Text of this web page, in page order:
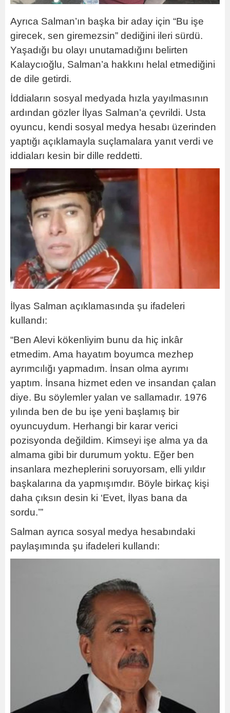
Ayrıca Salman’ın başka bir aday için “Bu işe
girecek, sen giremezsin” dediğini ileri sürdü.
Yaşadığı bu olayı unutamadığını belirten
Kalaycıoğlu, Salman’a hakkını helal etmediğini
de dile getirdi.
İddiaların sosyal medyada hızla yayılmasının
ardından gözler İlyas Salman’a çevrildi. Usta
oyuncu, kendi sosyal medya hesabı üzerinden
yaptığı açıklamayla suçlamalara yanıt verdi ve
iddiaları kesin bir dille reddetti.
İlyas Salman açıklamasında şu ifadeleri
kullandı:
“Ben Alevi kökenliyim bunu da hiç inkâr
etmedim. Ama hayatım boyumca mezhep
ayrımcılığı yapmadım. İnsan olma ayrımı
yaptım. İnsana hizmet eden ve insandan çalan
diye. Bu söylemler yalan ve sallamadır. 1976
yılında ben de bu işe yeni başlamış bir
oyuncuydum. Herhangi bir karar verici
pozisyonda değildim. Kimseyi işe alma ya da
almama gibi bir durumum yoktu. Eğer ben
insanlara mezheplerini soruyorsam, elli yıldır
başkalarına da yapmışımdır. Böyle birkaç kişi
daha çıksın desin ki ‘Evet, İlyas bana da
sordu.’”
Salman ayrıca sosyal medya hesabındaki
paylaşımında şu ifadeleri kullandı: